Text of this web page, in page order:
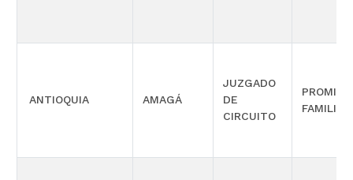
ANTIOQUIA AMAGÁ
JUZGADO
DE
CIRCUITO
FAMILIA